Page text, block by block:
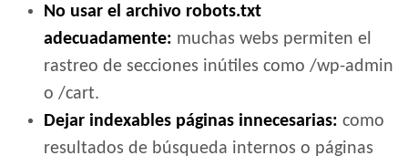
No usar el archivo robots.txt
adecuadamente: muchas webs permiten el
rastreo de secciones inútiles como /wp-admin
o /cart.
Dejar indexables páginas innecesarias: como
resultados de búsqueda internos o páginas